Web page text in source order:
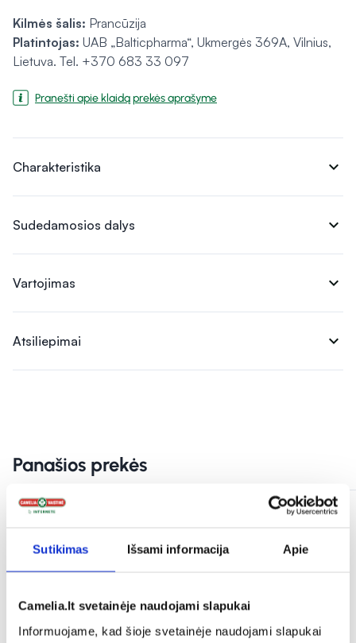
Sutikimas Išsami informacija Apie
Camelia.lt svetainėje naudojami slapukai
Informuojame, kad šioje svetainėje naudojami slapukai
Kilmės šalis: Prancūzija
Platintojas: UAB „Balticpharma“, Ukmergės 369A, Vilnius,
Lietuva. Tel. +370 683 33 097
Pranešti apie klaidą prekės aprašyme
Charakteristika expand_more
Sudedamosios dalys expand_more
Vartojimas expand_more
Atsiliepimai expand_more
Panašios prekės